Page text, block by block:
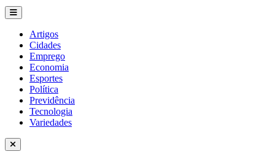
Artigos
Cidades
Emprego
Economia
Esportes
Política
Previdência
Tecnologia
Variedades